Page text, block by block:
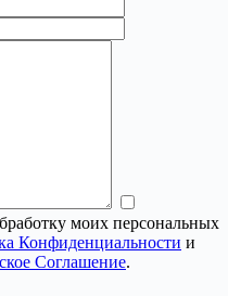
моих персональных
Конфиденциальности и
Соглашение.